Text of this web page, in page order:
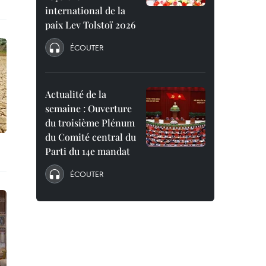
international de la
paix Lev Tolstoï 2026
ÉCOUTER
Actualité de la
semaine : Ouverture
du troisième Plénum
du Comité central du
Parti du 14e mandat
ÉCOUTER